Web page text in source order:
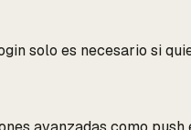
solo es necesario si